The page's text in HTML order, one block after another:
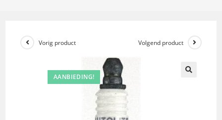
AANBIEDING!
Vorig product Volgend product